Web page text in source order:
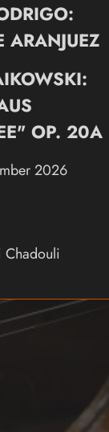
ARANJUEZ
OP. 20A
2026
Chadouli